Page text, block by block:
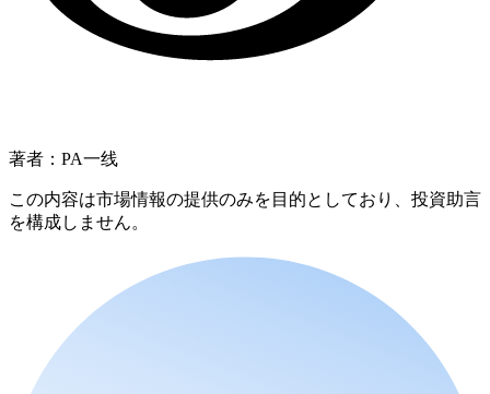
著者：PA一线
この内容は市場情報の提供のみを目的としており、投資助言
を構成しません。